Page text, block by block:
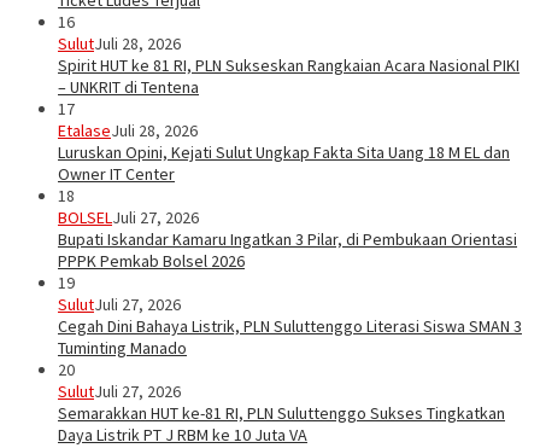
16
SulutJuli 28, 2026
Spirit HUT ke 81 RI, PLN Sukseskan Rangkaian Acara Nasional PIKI
– UNKRIT di Tentena
17
EtalaseJuli 28, 2026
Luruskan Opini, Kejati Sulut Ungkap Fakta Sita Uang 18 M EL dan
Owner IT Center
18
BOLSELJuli 27, 2026
Bupati Iskandar Kamaru Ingatkan 3 Pilar, di Pembukaan Orientasi
PPPK Pemkab Bolsel 2026
19
SulutJuli 27, 2026
Cegah Dini Bahaya Listrik, PLN Suluttenggo Literasi Siswa SMAN 3
Tuminting Manado
20
SulutJuli 27, 2026
Semarakkan HUT ke-81 RI, PLN Suluttenggo Sukses Tingkatkan
Daya Listrik PT J RBM ke 10 Juta VA